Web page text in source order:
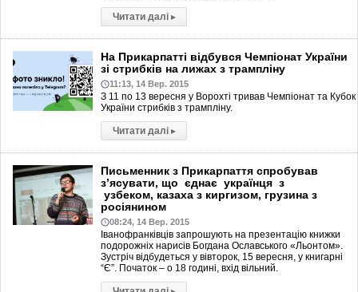
Читати далі ▸
На Прикарпатті відбувся Чемпіонат України
зі стрибків на лижах з трампліну
11:13, 14 Вер. 2015
З 11 по 13 вересня у Ворохті тривав Чемпіонат та Кубок
України стрибків з трампліну.
Читати далі ▸
Письменник з Прикарпаття спробував
з’ясувати, що єднає українця з
узбеком, казаха з киргизом, грузина з
росіянином
08:24, 14 Вер. 2015
Іванофранківців запрошують на презентацію книжки
подорожніх нарисів Богдана Ославського «Льонтом».
Зустріч відбудеться у вівторок, 15 вересня, у книгарні
“Є”. Початок – о 18 годині, вхід вільний.